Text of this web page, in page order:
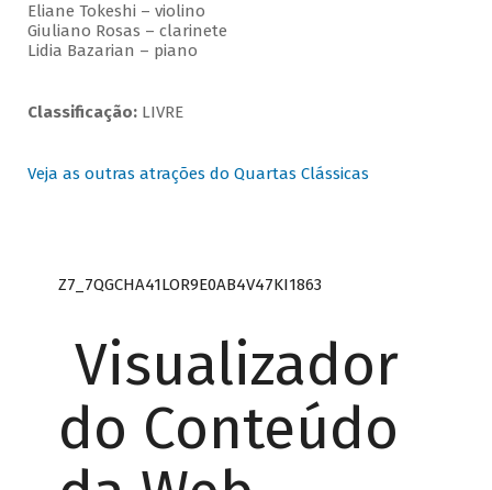
Eliane Tokeshi – violino
Giuliano Rosas – clarinete
Lidia Bazarian – piano
Classificação:LIVRE
Veja as outras atrações do Quartas Clássicas
Z7_7QGCHA41LOR9E0AB4V47KI1863
Visualizador
do Conteúdo